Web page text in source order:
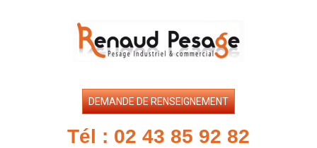
DEMANDE DE RENSEIGNEMENT
Tél : 02 43 85 92 82